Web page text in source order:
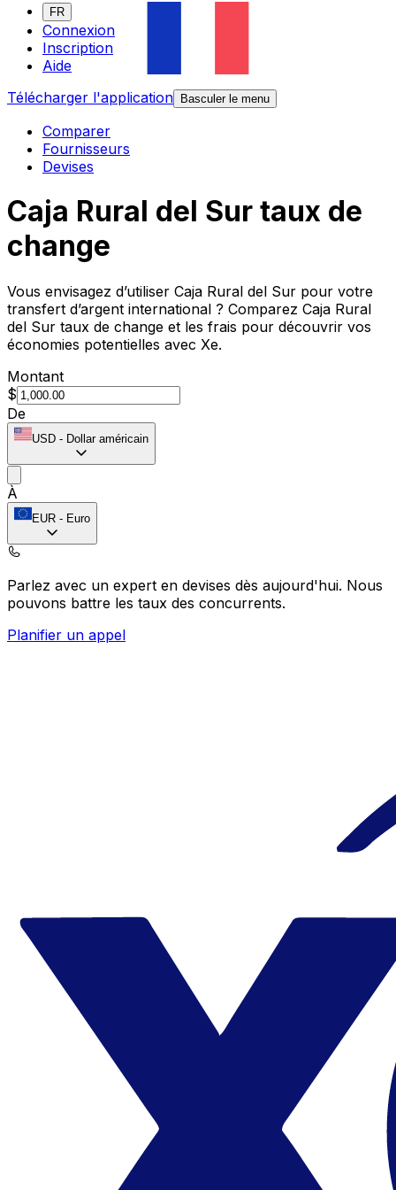
FR
Connexion
Inscription
Aide
Télécharger l'application
Basculer le menu
Comparer
Fournisseurs
Devises
Caja Rural del Sur taux de
change
Vous envisagez d’utiliser Caja Rural del Sur pour votre
transfert d’argent international ? Comparez Caja Rural
del Sur taux de change et les frais pour découvrir vos
économies potentielles avec Xe.
Montant
$
De
USD - Dollar américain
À
EUR - Euro
Parlez avec un expert en devises dès aujourd'hui. Nous
pouvons battre les taux des concurrents.
Planifier un appel